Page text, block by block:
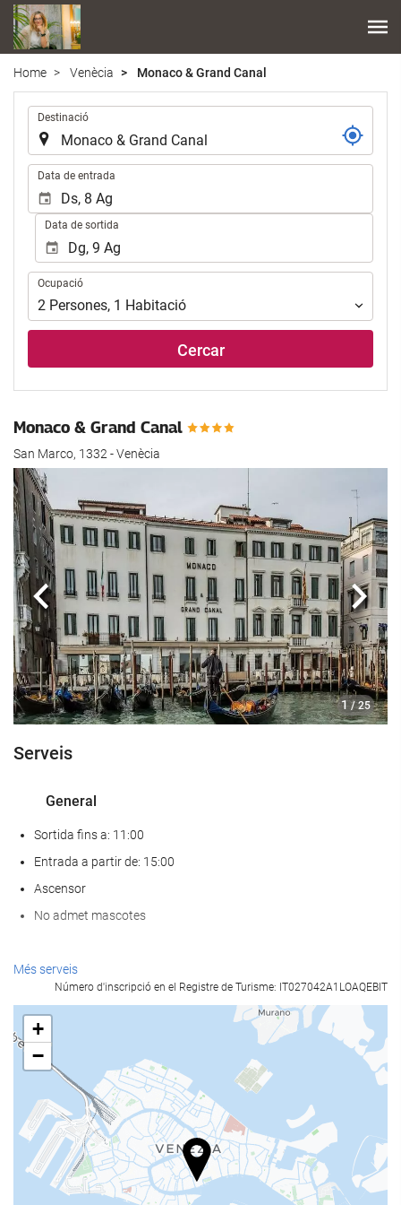
Home Venècia Monaco & Grand Canal
Destinació
Data de entrada
Data de sortida
Ocupació
Ocupació
2 Persones, 1 Habitació
Cercar
Monaco & Grand Canal
San Marco, 1332 - Venècia
1 / 25
Anterior
Serveis
General
Sortida fins a: 11:00
Entrada a partir de: 15:00
Ascensor
No admet mascotes
Menjar i beguda
Restaurant a la carta
Bar
Cafeteria a l'establiment
Serveis de recepci?
Recepció 24 hores
Guardaequipatges
Més serveis
Número d'inscripció en el Registre de Turisme: IT027042A1LOAQEBIT
+
−